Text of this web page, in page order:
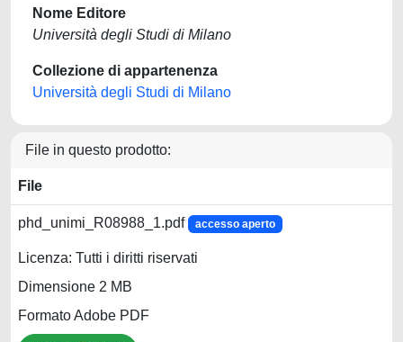
Nome Editore
Università degli Studi di Milano
Collezione di appartenenza
Università degli Studi di Milano
File in questo prodotto:
File
phd_unimi_R08988_1.pdf accesso aperto
Licenza: Tutti i diritti riservati
Dimensione 2 MB
Formato Adobe PDF